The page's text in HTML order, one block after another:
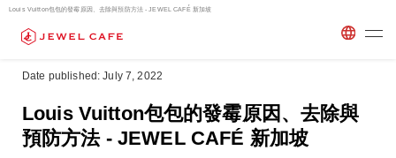
Louis Vuitton包包的發霉原因、去除與預防方法 - JEWEL CAFÉ 新加坡
Date published: July 7, 2022
Louis Vuitton包包的發霉原因、去除與
預防方法 - JEWEL CAFÉ 新加坡